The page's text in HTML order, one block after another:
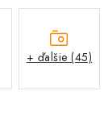
+ ďalšie (45)